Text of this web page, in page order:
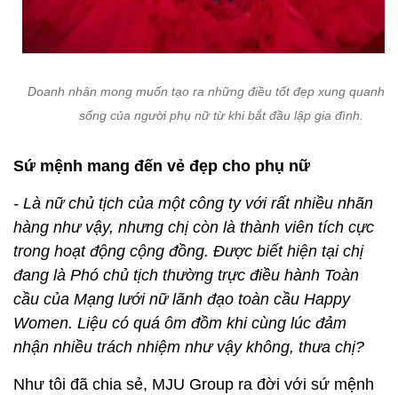
Doanh nhân mong muốn tạo ra những điều tốt đẹp xung quanh
sống của người phụ nữ từ khi bắt đầu lập gia đình.
Sứ mệnh mang đến vẻ đẹp cho phụ nữ
- Là nữ chủ tịch của một công ty với rất nhiều nhãn
hàng như vậy, nhưng chị còn là thành viên tích cực
trong hoạt động cộng đồng. Được biết hiện tại chị
đang là Phó chủ tịch thường trực điều hành Toàn
cầu của Mạng lưới nữ lãnh đạo toàn cầu Happy
Women. Liệu có quá ôm đồm khi cùng lúc đảm
nhận nhiều trách nhiệm như vậy không, thưa chị?
Như tôi đã chia sẻ, MJU Group ra đời với sứ mệnh